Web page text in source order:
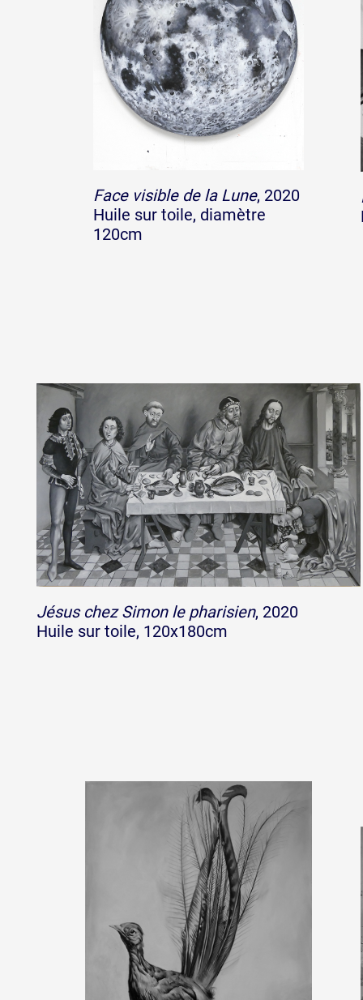
Candidater
Contact
Face visible de la Lune, 2020
Huile sur toile, diamètre
120cm
Jésus chez Simon le pharisien, 2020
Huile sur toile, 120x180cm